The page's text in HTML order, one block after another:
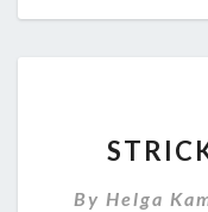
By Helga